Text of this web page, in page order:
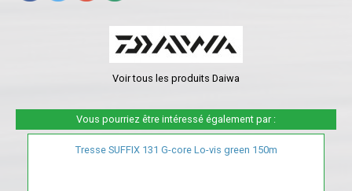
Voir tous les produits Daiwa
Vous pourriez être intéressé également par :
Tresse SUFFIX 131 G-core Lo-vis green 150m